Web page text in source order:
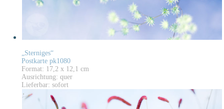
„Sterniges“
Postkarte pk1080
Format: 17,2 x 12,1 cm
Ausrichtung: quer
Lieferbar: sofort